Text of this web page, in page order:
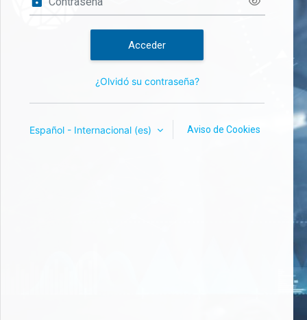
Acceder
¿Olvidó su contraseña?
Español - Internacional ‎(es)‎ Aviso de Cookies